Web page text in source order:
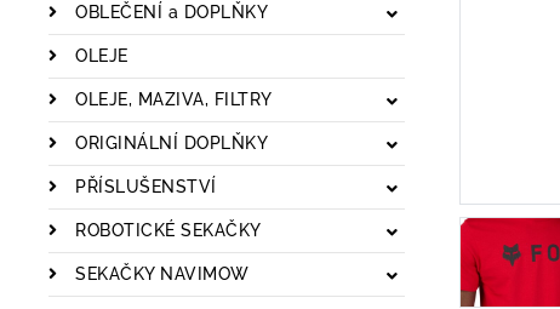
OBLEČENÍ a DOPLŇKY
OLEJE
OLEJE, MAZIVA, FILTRY
ORIGINÁLNÍ DOPLŇKY
PŘÍSLUŠENSTVÍ
ROBOTICKÉ SEKAČKY
SEKAČKY NAVIMOW